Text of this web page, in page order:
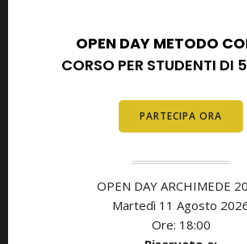
OPEN DAY METODO
CORSO PER STUDENTI DI
PARTECIPA ORA
OPEN DAY ARCHIMEDE
Martedì 11 Agosto
Ore: 18:00